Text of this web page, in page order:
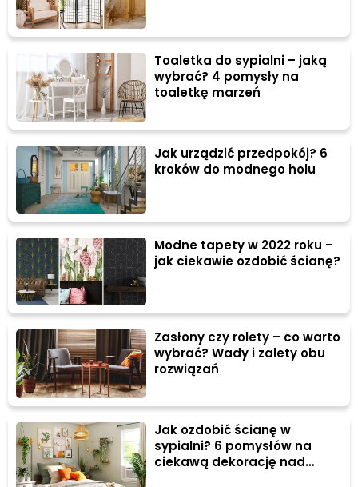
Toaletka do sypialni – jaką
wybrać? 4 pomysły na
toaletkę marzeń
Jak urządzić przedpokój? 6
kroków do modnego holu
Modne tapety w 2022 roku –
jak ciekawie ozdobić ścianę?
Zasłony czy rolety – co warto
wybrać? Wady i zalety obu
rozwiązań
Jak ozdobić ścianę w
sypialni? 6 pomysłów na
ciekawą dekorację nad